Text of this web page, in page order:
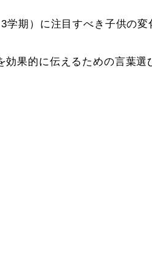
学期）に注目すべき子供の変
効果的に伝えるための言葉選